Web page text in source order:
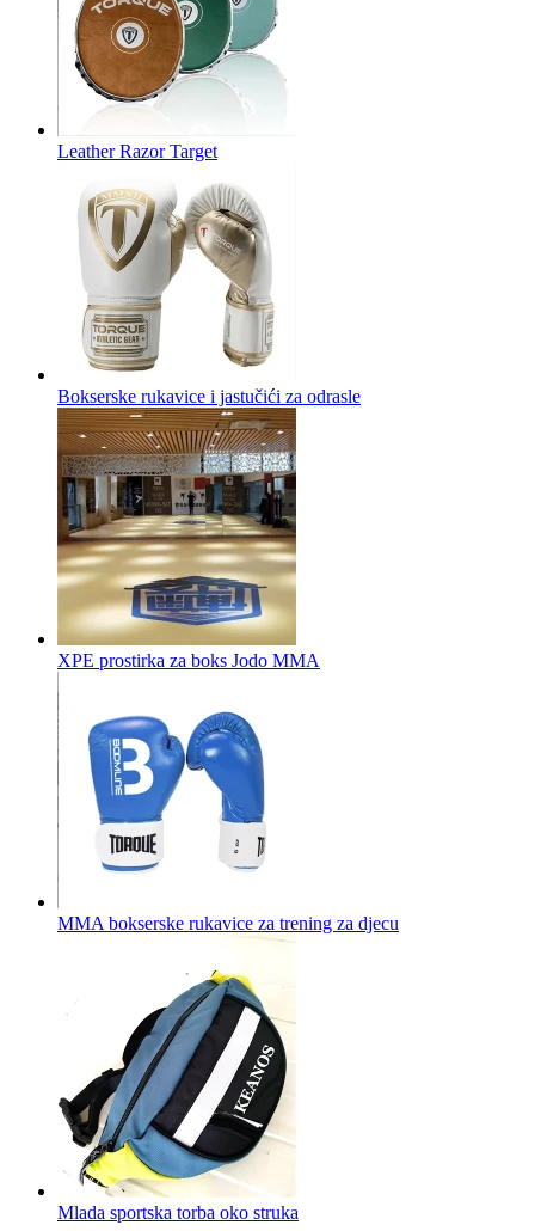
Leather Razor Target
Bokserske rukavice i jastučići za odrasle
XPE prostirka za boks Jodo MMA
MMA bokserske rukavice za trening za djecu
Mlada sportska torba oko struka